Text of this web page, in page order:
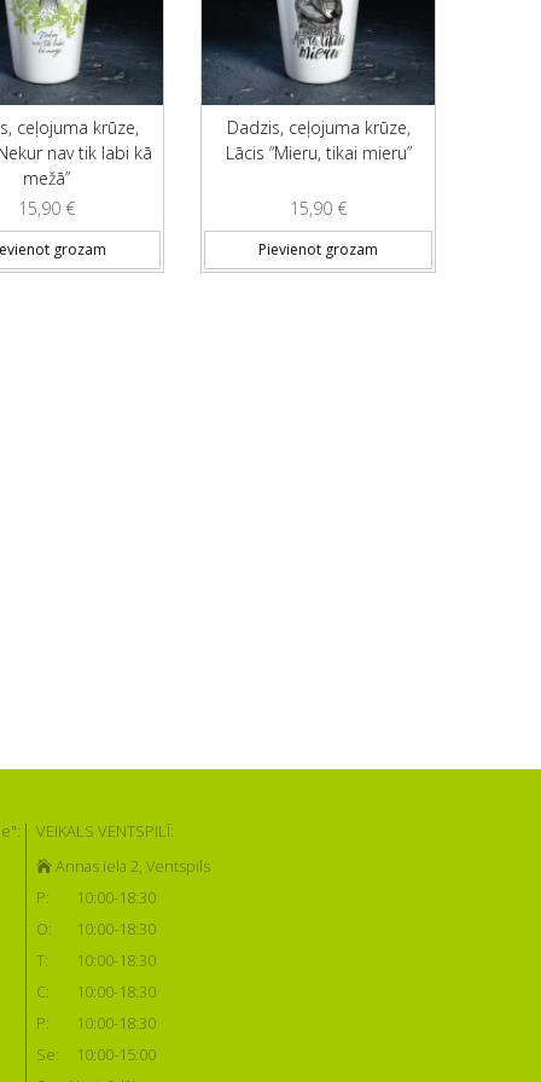
ceļojuma krūze,
nav tik labi kā
mežā”
15,90 €
grozam
Dadzis, ceļojuma krūze,
Lācis “Mieru, tikai mieru”
15,90 €
Pievienot grozam
VEIKALS VENTSPILĪ:
Annas iela 2, Ventspils
P:
10:00-18:30
O:
10:00-18:30
T:
10:00-18:30
C:
10:00-18:30
P:
10:00-18:30
Se:
10:00-15:00